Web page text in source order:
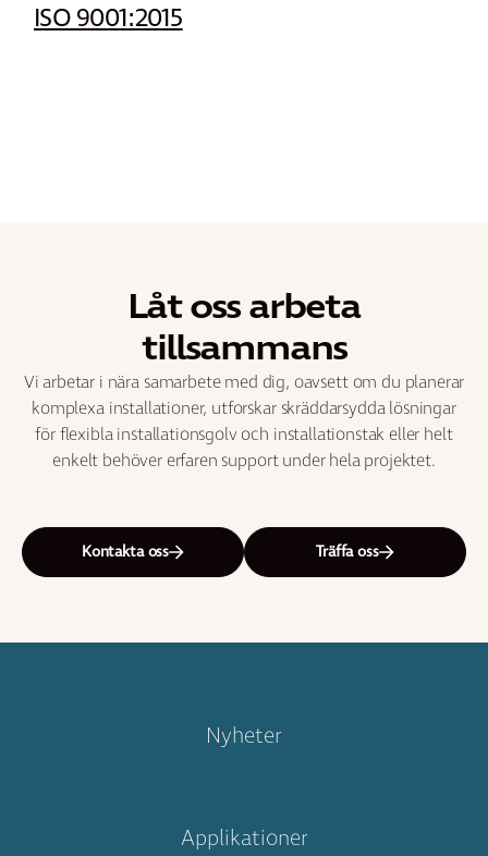
ISO 9001:2015
Låt oss arbeta
tillsammans
Vi arbetar i nära samarbete med dig, oavsett om du planerar
komplexa installationer, utforskar skräddarsydda lösningar
för flexibla installationsgolv och installationstak eller helt
enkelt behöver erfaren support under hela projektet.
Kontakta oss Träffa oss
Nyheter
Applikationer